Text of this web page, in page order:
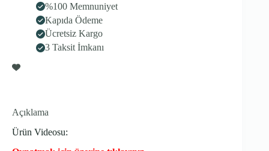
%100 Memnuniyet
Kapıda Ödeme
Ücretsiz Kargo
3 Taksit İmkanı
Açıklama
Ürün Videosu: